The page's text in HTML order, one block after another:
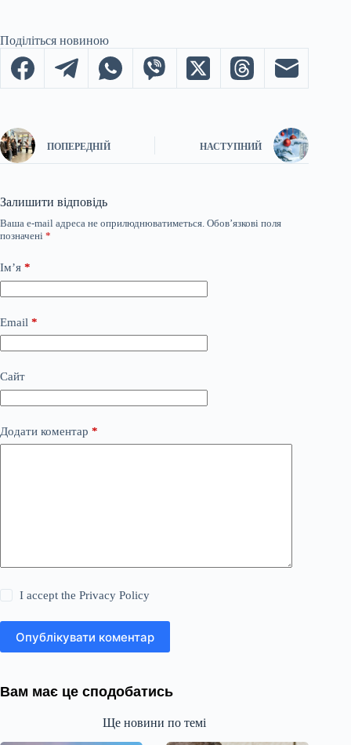
Поділіться новиною
ПОПЕРЕДНІЙ НАСТУПНИЙ
Залишити відповідь
Ваша e-mail адреса не оприлюднюватиметься. Обов’язкові поля
позначені *
Ім’я *
Email *
Сайт
Додати коментар *
I accept thePrivacy Policy
Опублікувати коментар
Вам має це сподобатись
Ще новини по темі